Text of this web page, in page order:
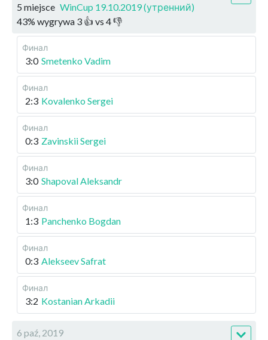
5 miejsce WinCup 19.10.2019 (утренний)
43% wygrywa 3 👍 vs 4👎
Финал
3:0 Smetenko Vadim
Финал
2:3 Kovalenko Sergei
Финал
0:3 Zavinskii Sergei
Финал
3:0 Shapoval Aleksandr
Финал
1:3 Panchenko Bogdan
Финал
0:3 Alekseev Safrat
Финал
3:2 Kostanian Arkadii
6 paź, 2019